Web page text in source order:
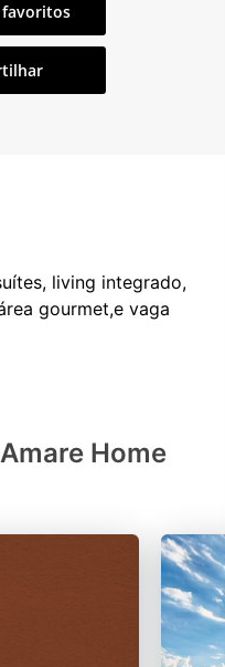
favoritos
living integrado,
gourmet,e vaga
Home